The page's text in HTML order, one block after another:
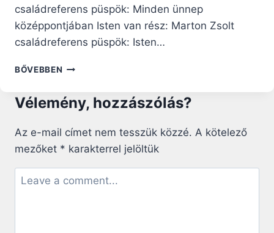
családreferens püspök: Minden ünnep
középpontjában Isten van rész: Marton Zsolt
családreferens püspök: Isten…
BŐVEBBEN MARTON
PÜSPÖK:
AZAZ
HŰSÉG
Vélemény, hozzászólás?
Az e-mail címet nem tesszük közzé. A kötelező
mezőket * karakterrel jelöltük